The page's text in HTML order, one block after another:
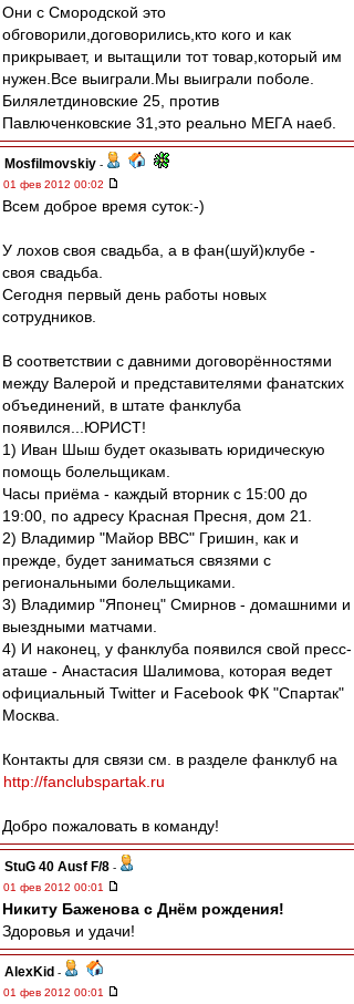
Они с Смородской это
обговорили,договорились,кто кого и как
прикрывает, и вытащили тот товар,который им
нужен.Все выиграли.Мы выиграли поболе.
Билялетдиновские 25, против
Павлюченковские 31,это реально МЕГА наеб.
Mosfilmovskiy -
01 фев 2012 00:02
Всем доброе время суток:-)
У лохов своя свадьба, а в фан(шуй)клубе -
своя свадьба.
Сегодня первый день работы новых
сотрудников.
В соответствии с давними договорённостями
между Валерой и представителями фанатских
объединений, в штате фанклуба
появился...ЮРИСТ!
1) Иван Шыш будет оказывать юридическую
помощь болельщикам.
Часы приёма - каждый вторник с 15:00 до
19:00, по адресу Красная Пресня, дом 21.
2) Владимир "Майор ВВС" Гришин, как и
прежде, будет заниматься связями с
региональными болельщиками.
3) Владимир "Японец" Смирнов - домашними и
выездными матчами.
4) И наконец, у фанклуба появился свой пресс-
аташе - Анастасия Шалимова, которая ведет
официальный Twitter и Facebook ФК "Спартак"
Москва.
Контакты для связи см. в разделе фанклуб на
http://fanclubspartak.ru
Добро пожаловать в команду!
StuG 40 Ausf F/8 -
01 фев 2012 00:01
Никиту Баженова с Днём рождения!
Здоровья и удачи!
AlexKid -
01 фев 2012 00:01